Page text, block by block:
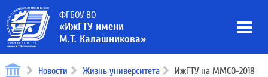
ФГБОУ ВО
«ИжГТУ имени
М.Т. Калашникова»
Новости Жизнь университета ИжГТУ на ММСО-2018